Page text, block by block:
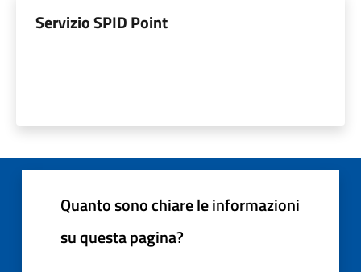
Servizio SPID Point
Quanto sono chiare le informazioni
su questa pagina?